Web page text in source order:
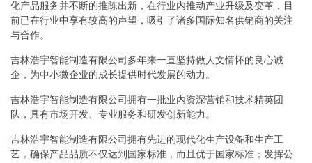
化产品服务并不断的推陈出新，在行业内推动产业升级及变革，目
前已在行业中享有较高的声望，吸引了诸多国际知名供销商的关注
与合作。
吉林浩宇智能制造有限公司多年来一直坚持做人文情怀的良心诚
企，为中小微企业的成长提供时代发展的动力。
吉林浩宇智能制造有限公司拥有一批业内资深营销和技术精英团
队，具有市场开发、专业服务和研发创新能力。
吉林浩宇智能制造有限公司拥有先进的现代化生产设备和生产工
艺，确保产品品质不仅达到国家标准，而且优于国家标准；发挥公